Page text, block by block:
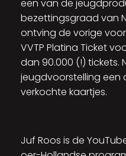
een van de
bezettingsgraad van
ontving de vorige
VVTP Platina Ticket
dan 90.000 (!) tickets.
jeugdvoorstelling een
verkochte kaartjes.
Juf Roos is de